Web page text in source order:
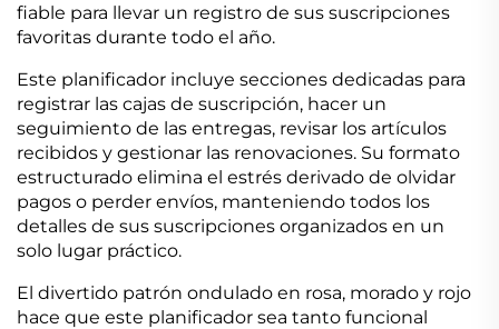
fiable para llevar un registro de sus suscripciones
favoritas durante todo el año.
Este planificador incluye secciones dedicadas para
registrar las cajas de suscripción, hacer un
seguimiento de las entregas, revisar los artículos
recibidos y gestionar las renovaciones. Su formato
estructurado elimina el estrés derivado de olvidar
pagos o perder envíos, manteniendo todos los
detalles de sus suscripciones organizados en un
solo lugar práctico.
El divertido patrón ondulado en rosa, morado y rojo
hace que este planificador sea tanto funcional